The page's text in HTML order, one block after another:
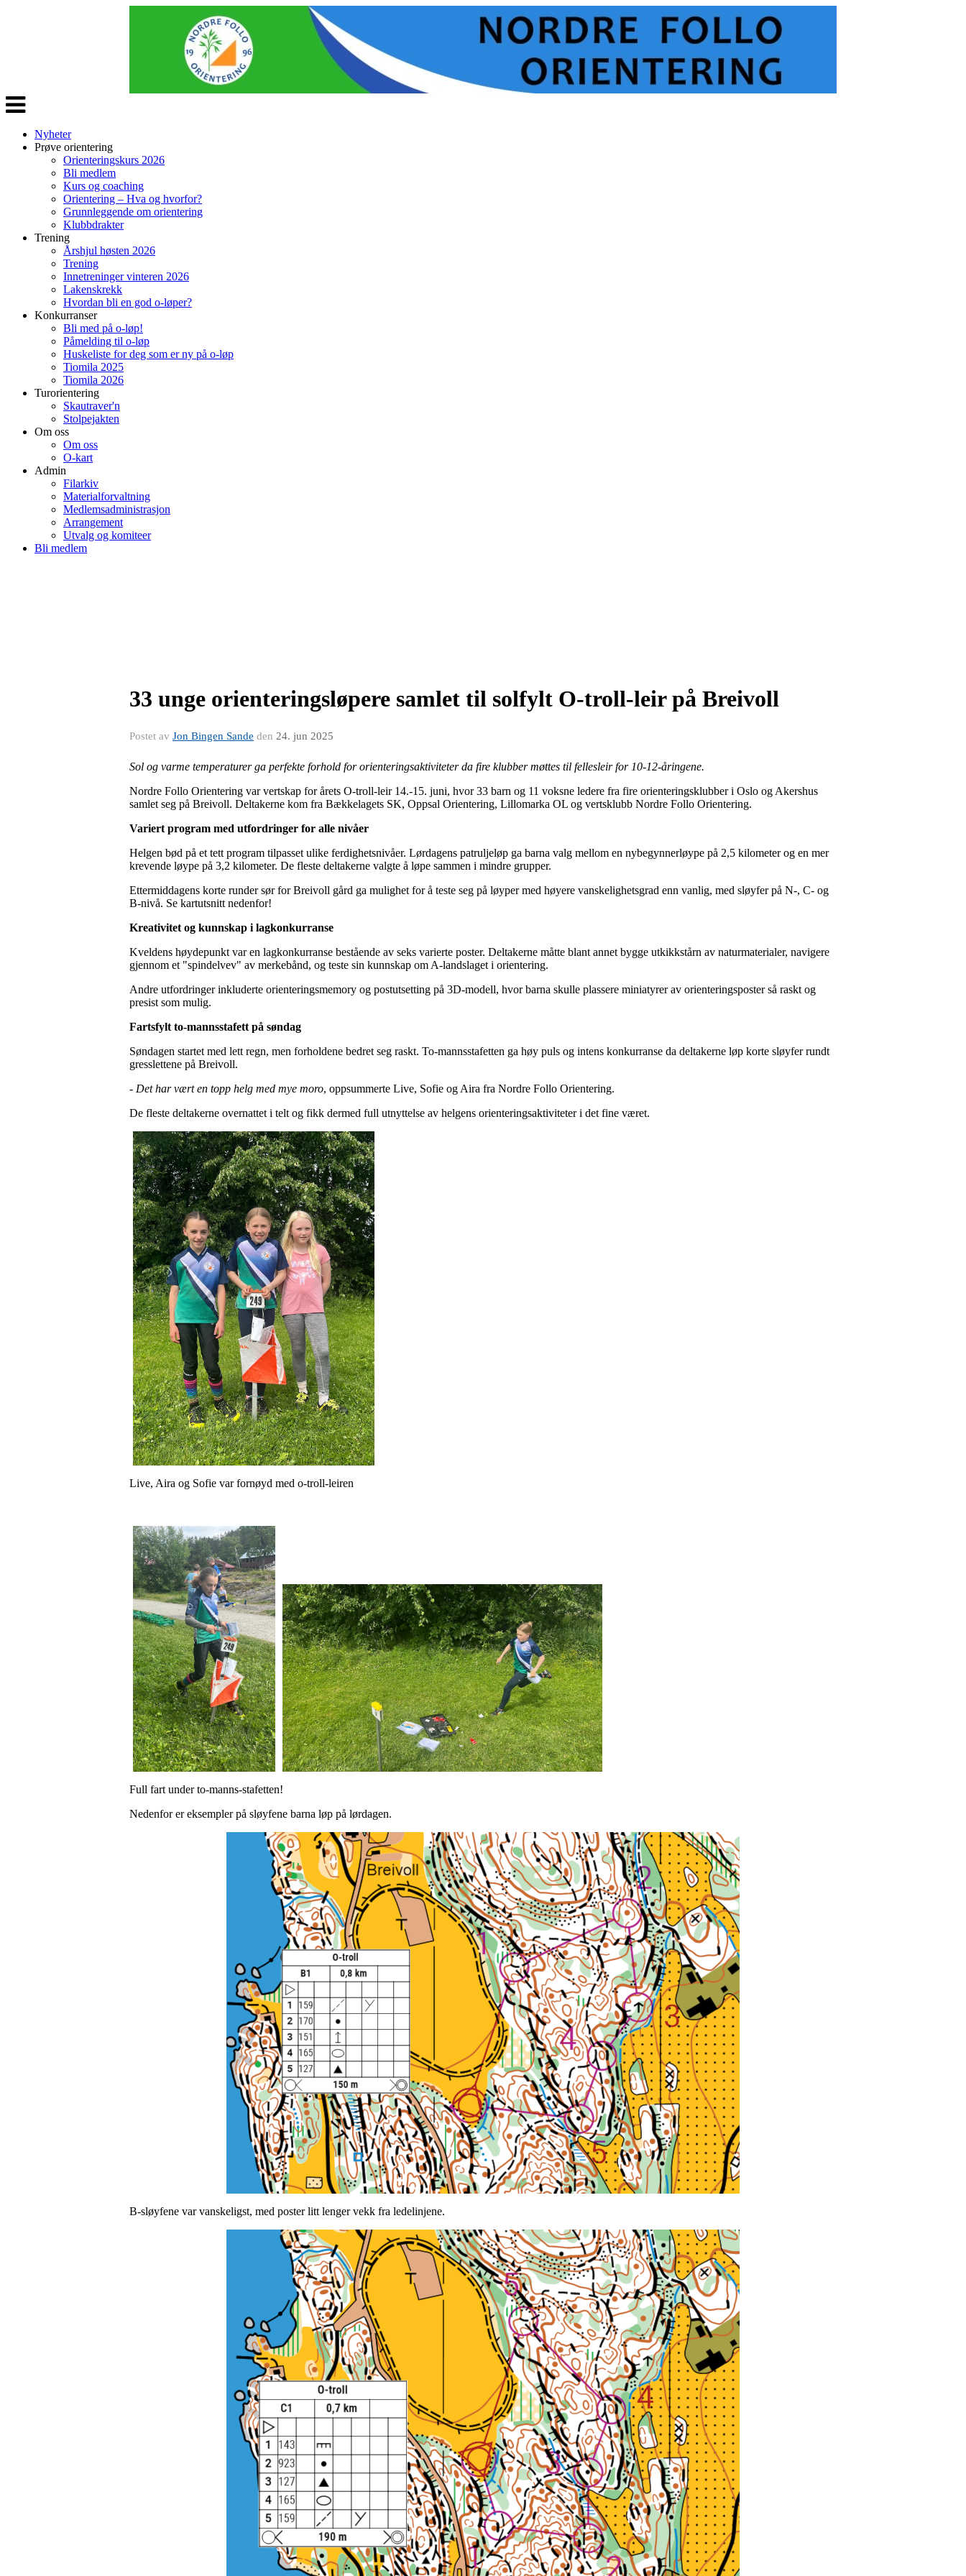
Veksle
navigasjon
Nyheter
Prøve orientering
Orienteringskurs 2026
Bli medlem
Kurs og coaching
Orientering – Hva og hvorfor?
Grunnleggende om orientering
Klubbdrakter
Trening
Årshjul høsten 2026
Trening
Innetreninger vinteren 2026
Lakenskrekk
Hvordan bli en god o-løper?
Konkurranser
Bli med på o-løp!
Påmelding til o-løp
Huskeliste for deg som er ny på o-løp
Tiomila 2025
Tiomila 2026
Turorientering
Skautraver'n
Stolpejakten
Om oss
Om oss
O-kart
Admin
Filarkiv
Materialforvaltning
Medlemsadministrasjon
Arrangement
Utvalg og komiteer
Bli medlem
33 unge orienteringsløpere samlet til solfylt O-troll-leir på Breivoll
Postet av Jon Bingen Sande den 24. jun 2025
Sol og varme temperaturer ga perfekte forhold for orienteringsaktiviteter da fire klubber møttes til fellesleir for 10-12-åringene.
Nordre Follo Orientering var vertskap for årets O-troll-leir 14.-15. juni, hvor 33 barn og 11 voksne ledere fra fire orienteringsklubber i Oslo og Akershus
samlet seg på Breivoll. Deltakerne kom fra Bækkelagets SK, Oppsal Orientering, Lillomarka OL og vertsklubb Nordre Follo Orientering.
Variert program med utfordringer for alle nivåer
Helgen bød på et tett program tilpasset ulike ferdighetsnivåer. Lørdagens patruljeløp ga barna valg mellom en nybegynnerløype på 2,5 kilometer og en mer
krevende løype på 3,2 kilometer. De fleste deltakerne valgte å løpe sammen i mindre grupper.
Ettermiddagens korte runder sør for Breivoll gård ga mulighet for å teste seg på løyper med høyere vanskelighetsgrad enn vanlig, med sløyfer på N-, C- og
B-nivå. Se kartutsnitt nedenfor!
Kreativitet og kunnskap i lagkonkurranse
Kveldens høydepunkt var en lagkonkurranse bestående av seks varierte poster. Deltakerne måtte blant annet bygge utkikkstårn av naturmaterialer, navigere
gjennom et "spindelvev" av merkebånd, og teste sin kunnskap om A-landslaget i orientering.
Andre utfordringer inkluderte orienteringsmemory og postutsetting på 3D-modell, hvor barna skulle plassere miniatyrer av orienteringsposter så raskt og
presist som mulig.
Fartsfylt to-mannsstafett på søndag
Søndagen startet med lett regn, men forholdene bedret seg raskt. To-mannsstafetten ga høy puls og intens konkurranse da deltakerne løp korte sløyfer rundt
gresslettene på Breivoll.
- Det har vært en topp helg med mye moro, oppsummerte Live, Sofie og Aira fra Nordre Follo Orientering.
De fleste deltakerne overnattet i telt og fikk dermed full utnyttelse av helgens orienteringsaktiviteter i det fine været.
Live, Aira og Sofie var fornøyd med o-troll-leiren
Full fart under to-manns-stafetten!
Nedenfor er eksempler på sløyfene barna løp på lørdagen.
B-sløyfene var vanskeligst, med poster litt lenger vekk fra ledelinjene.